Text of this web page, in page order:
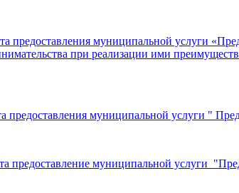
муниципальной услуги
при реализации ими
предоставления муниципальной услуги "
предоставление муниципальной услуги